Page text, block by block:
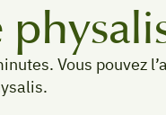
Vous pouvez